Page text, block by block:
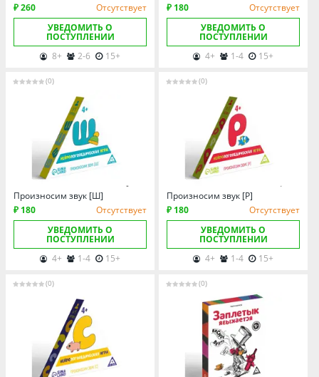
₽ 260
Отсутствует
УВЕДОМИТЬ О
ПОСТУПЛЕНИИ
8+
2-6 15+
₽ 180
Отсутствует
УВЕДОМИТЬ О
ПОСТУПЛЕНИИ
4+
1-4 15+
(0)
Произносим звук [Ш]
₽ 180
Отсутствует
УВЕДОМИТЬ О
ПОСТУПЛЕНИИ
4+
1-4 15+
(0)
Произносим звук [Р]
₽ 180
Отсутствует
УВЕДОМИТЬ О
ПОСТУПЛЕНИИ
4+
1-4 15+
(0) (0)